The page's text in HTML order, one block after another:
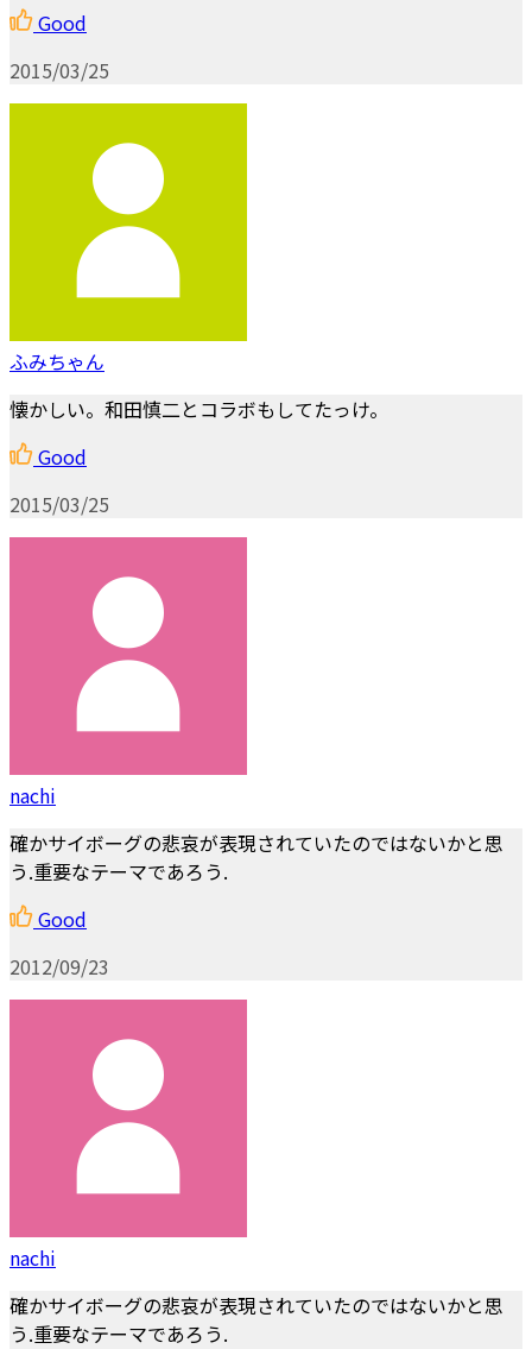
Good
2015/03/25
ふみちゃん
懐かしい。和田慎二とコラボもしてたっけ。
Good
2015/03/25
nachi
確かサイボーグの悲哀が表現されていたのではないかと思
う.重要なテーマであろう.
Good
2012/09/23
nachi
確かサイボーグの悲哀が表現されていたのではないかと思
う.重要なテーマであろう.